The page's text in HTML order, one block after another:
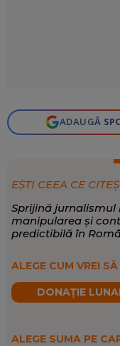
ADAUGĂ
EȘTI CEEA CE
Sprijină jurnalismul
manipularea și
predictibilă în
ALEGE CUM VREI
DONAȚIE
ALEGE SUMA PE